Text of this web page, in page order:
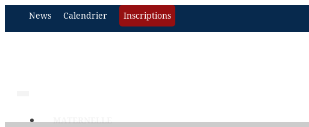
News Calendrier Inscriptions
MATERNELLE